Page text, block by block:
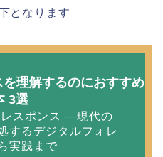
となります
理解するのにおすすめ
3選
スポンス ―現代の
するデジタルフォレ
実践まで